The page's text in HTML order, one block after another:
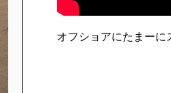
オフショアにたまー